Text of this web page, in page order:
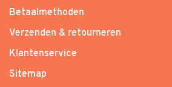
Betaalmethoden
Verzenden & retourneren
Klantenservice
Sitemap